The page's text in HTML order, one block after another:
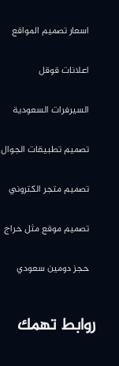
اسعار تصميم المواقع
اعلانات قوقل
السيرفرات السعودية
تصميم تطبيقات الجوال
تصميم متجر الكتروني
تصميم موقع مثل حراج
حجز دومين سعودي
روابط تهمك